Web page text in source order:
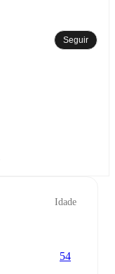
Seguir
Idade
54